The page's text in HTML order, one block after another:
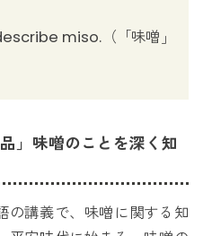
miso.（「味噌」
」味噌のことを深く知
の講義で、味噌に関する知